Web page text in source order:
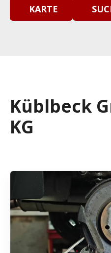
KARTE
Küblbeck
KG